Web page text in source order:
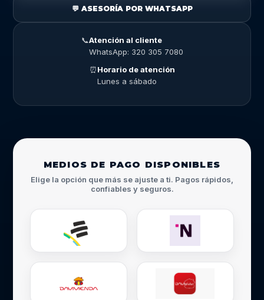
💬 ASESORÍA POR WHATSAPP
📞Atención al cliente
WhatsApp: 320 305 7080
⏰Horario de atención
Lunes a sábado
MEDIOS DE PAGO DISPONIBLES
Elige la opción que más se ajuste a ti. Pagos rápidos,
confiables y seguros.